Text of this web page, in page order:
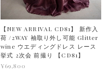
【NEW ARRIVAL CD81】 新作入
荷 /2WAY 袖取り外し可能 Glitter
wine ウエディングドレス レース
挙式 2次会 前撮り 【CD81】
¥69,800